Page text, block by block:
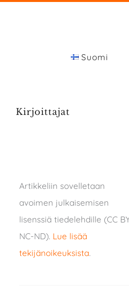
Suomi
Kirjoittajat
Artikkeliin sovelletaan
avoimen julkaisemisen
lisenssiä tiedelehdille (CC
NC-ND). Lue lisää
tekijänoikeuksista.